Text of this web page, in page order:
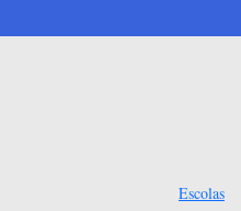
Escolas